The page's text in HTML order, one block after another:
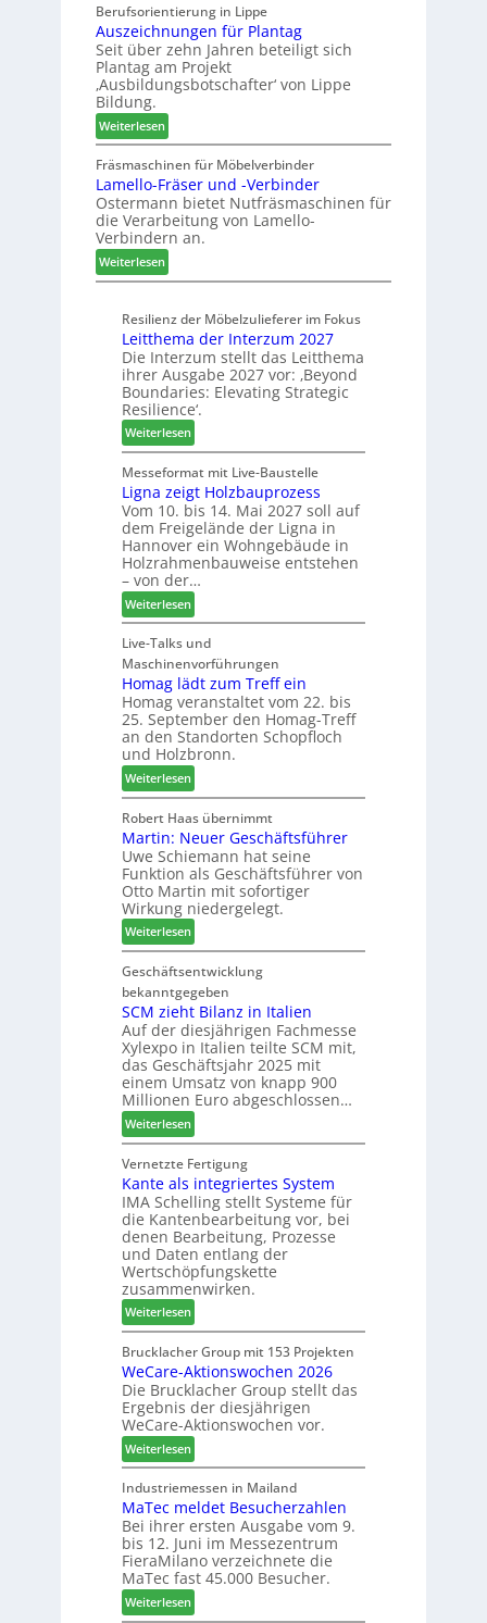
e
n
a
u
f
ü
r
W
e
m
h
ö
n
e
r
c
h
e
n
s
t
a
u
r
a
u
m
-
S
o
t
i
m
e
n
t
Berufsorientierung in Lippe
Auszeichnungen für Plantag
Seit über zehn Jahren beteiligt sich
Plantag am Projekt
‚Ausbildungsbotschafter‘ von Lippe
Bildung.
Weiterlesen:
A
u
s
z
e
i
c
h
u
n
g
e
n
f
ü
r
P
l
a
n
t
a
g
Fräsmaschinen für Möbelverbinder
Lamello-Fräser und -Verbinder
Ostermann bietet Nutfräsmaschinen für
die Verarbeitung von Lamello-
Verbindern an.
Weiterlesen:
L
m
e
l
l
o
-
F
r
ä
s
e
r
u
n
d
-
e
r
b
i
n
d
e
r
Resilienz der Möbelzulieferer im Fokus
Leitthema der Interzum 2027
Die Interzum stellt das Leitthema
ihrer Ausgabe 2027 vor: ‚Beyond
Boundaries: Elevating Strategic
Resilience‘.
Weiterlesen:
L
e
i
t
t
h
e
m
a
d
e
r
I
n
t
e
r
z
u
m
2
0
2
7
Messeformat mit Live-Baustelle
Ligna zeigt Holzbauprozess
Vom 10. bis 14. Mai 2027 soll auf
dem Freigelände der Ligna in
Hannover ein Wohngebäude in
Holzrahmenbauweise entstehen
– von der…
Weiterlesen:
L
i
g
n
a
z
e
i
g
t
H
o
l
z
b
a
u
p
r
o
z
e
s
s
Live-Talks und
Maschinenvorführungen
Homag lädt zum Treff ein
Homag veranstaltet vom 22. bis
25. September den Homag-Treff
an den Standorten Schopfloch
und Holzbronn.
Weiterlesen:
H
o
m
a
g
l
ä
d
t
z
u
m
T
r
e
f
f
e
i
n
Robert Haas übernimmt
Martin: Neuer Geschäftsführer
Uwe Schiemann hat seine
Funktion als Geschäftsführer von
Otto Martin mit sofortiger
Wirkung niedergelegt.
Weiterlesen:
M
a
r
t
i
n
:
N
e
u
e
r
G
e
s
c
h
ä
f
t
f
ü
h
r
e
r
Geschäftsentwicklung
bekanntgegeben
SCM zieht Bilanz in Italien
Auf der diesjährigen Fachmesse
Xylexpo in Italien teilte SCM mit,
das Geschäftsjahr 2025 mit
einem Umsatz von knapp 900
Millionen Euro abgeschlossen…
Weiterlesen:
S
C
M
z
i
e
h
t
B
i
l
a
n
z
i
n
I
a
l
i
e
n
Vernetzte Fertigung
Kante als integriertes System
IMA Schelling stellt Systeme für
die Kantenbearbeitung vor, bei
denen Bearbeitung, Prozesse
und Daten entlang der
Wertschöpfungskette
zusammenwirken.
Weiterlesen:
K
a
n
t
e
a
l
s
i
n
t
e
g
r
i
Brucklacher Group mit 153 Projekten
WeCare-Aktionswochen 2026
Die Brucklacher Group stellt das
Ergebnis der diesjährigen
WeCare-Aktionswochen vor.
Weiterlesen:
W
e
C
a
r
e
-
A
Industriemessen in Mailand
MaTec meldet Besucherzahlen
Bei ihrer ersten Ausgabe vom 9.
bis 12. Juni im Messezentrum
FieraMilano verzeichnete die
MaTec fast 45.000 Besucher.
Weiterlesen: